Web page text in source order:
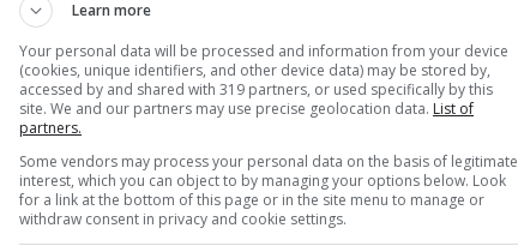
inizia a settembre
temperature a 40 gradi
, frutto dell’espansione dell’Anticiclone
L’unica buona notizia è che prima e
prima, vera ondata di super caldo sta per
Learn more
Your personal data will be processed and information from your device
(cookies, unique identifiers, and other device data) may be stored by,
accessed by and shared with 319 partners, or used specifically by this
site. We and our partners may use precise geolocation data. List of
partners.
Some vendors may process your personal data on the basis of legitimate
interest, which you can object to by managing your options below. Look
for a link at the bottom of this page or in the site menu to manage or
withdraw consent in privacy and cookie settings.